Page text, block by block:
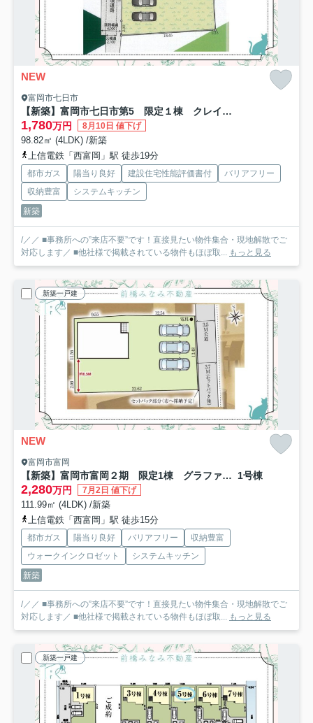
NEW
富岡市七日市
【新築】富岡市七日市第5 限定１棟 クレイドルガーデン 新築建売
1,780万円 8月10日 値下げ
98.82㎡ (4LDK) /新築
上信電鉄「西富岡」駅 徒歩19分
都市ガス 陽当り良好 建設住宅性能評価書付
バリアフリー
収納豊富
システムキッチン
新築
/／／ ■事務所への”来店不要”です！直接見たい物件集合・現地解散でご
対応します／ ■他社様で掲載されている物件もほぼ取... もっと見る
新築一戸建
NEW
富岡市富岡
【新築】富岡市富岡２期 限定1棟 グラファーレ 新築建売 1号棟
2,280万円 7月2日 値下げ
111.99㎡ (4LDK) /新築
上信電鉄「西富岡」駅 徒歩15分
都市ガス 陽当り良好 バリアフリー
収納豊富
ウォークインクロゼット
システムキッチン
新築
/／／ ■事務所への”来店不要”です！直接見たい物件集合・現地解散でご
対応します／ ■他社様で掲載されている物件もほぼ取... もっと見る
新築一戸建